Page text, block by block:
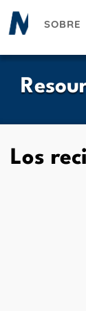
Pasar
SOBRE
Los